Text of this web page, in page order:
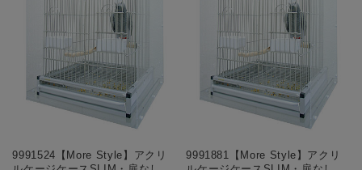
9991524【More Style】アクリ
9991881【More Style】アクリ